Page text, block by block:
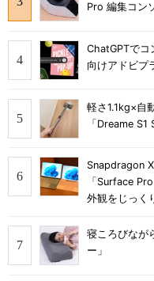
Pro 編集コン
ChatGPTで
向けアドビプ
軽さ1.1kg×自
「Dreame
Snapdragon
「Surface
外観をじっく
寝ころびなが
ー」